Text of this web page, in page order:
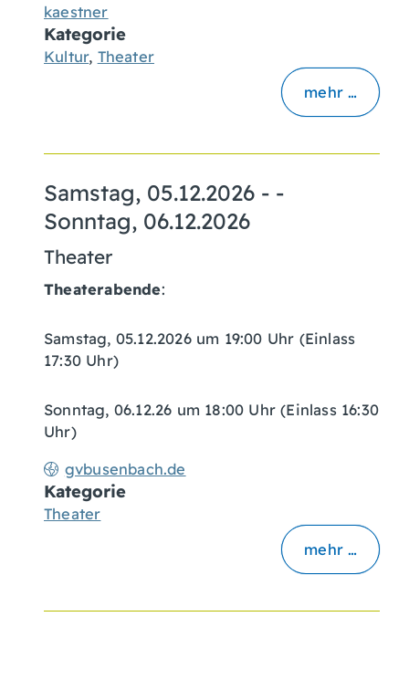
kaestner
Kategorie
Kultur, Theater
mehr …
Samstag, 05.12.2026 - -
Sonntag, 06.12.2026
Theater
gvbusenbach.de
Theaterabende:
Samstag, 05.12.2026 um 19:00 Uhr (Einlass
17:30 Uhr)
Sonntag, 06.12.26 um 18:00 Uhr (Einlass 16:30
Uhr)
Kategorie
Theater
mehr …